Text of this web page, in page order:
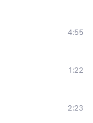
4:55
1:22
2:23